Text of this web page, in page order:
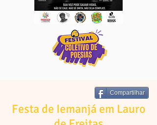
Compartilhar
Festa de Iemanjá em Lauro